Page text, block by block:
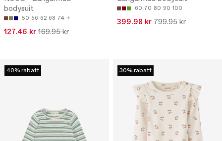
bodysuit
50 56 62 68 74
127.46 kr 169.95 kr
60 70 80 90 100
399.98 kr 799.95 kr
40% rabatt 30% rabatt